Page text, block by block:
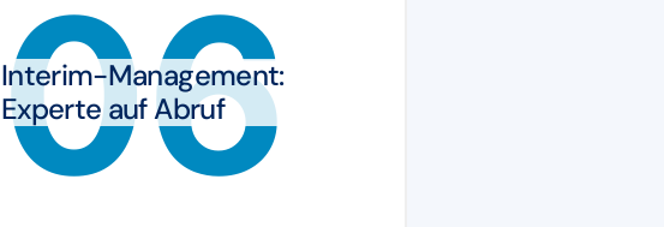
06
Interim-Management:
Experte auf Abruf